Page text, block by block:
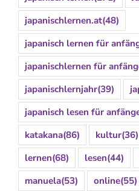
japanischlernen.at(48)
japanisch lernen für
japanischlernen für
japanischlernjahr(39)
japanisch lesen für
katakana(86) kultur(36)
lernen(68) lesen(44)
manuela(53) online(55)